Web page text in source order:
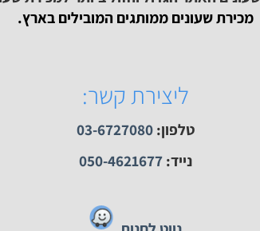
ליצירת קשר:
050-4621677